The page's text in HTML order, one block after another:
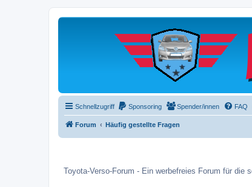
Schnellzugriff Sponsoring Spender/innen FAQ
Forum Häufig gestellte Fragen
Toyota-Verso-Forum - Ein werbefreies Forum für